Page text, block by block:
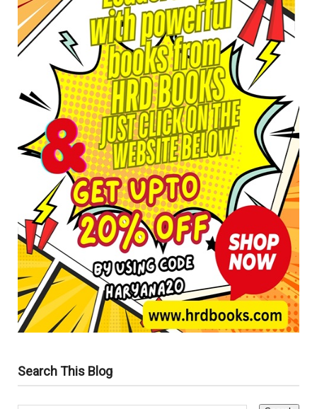
Search This Blog